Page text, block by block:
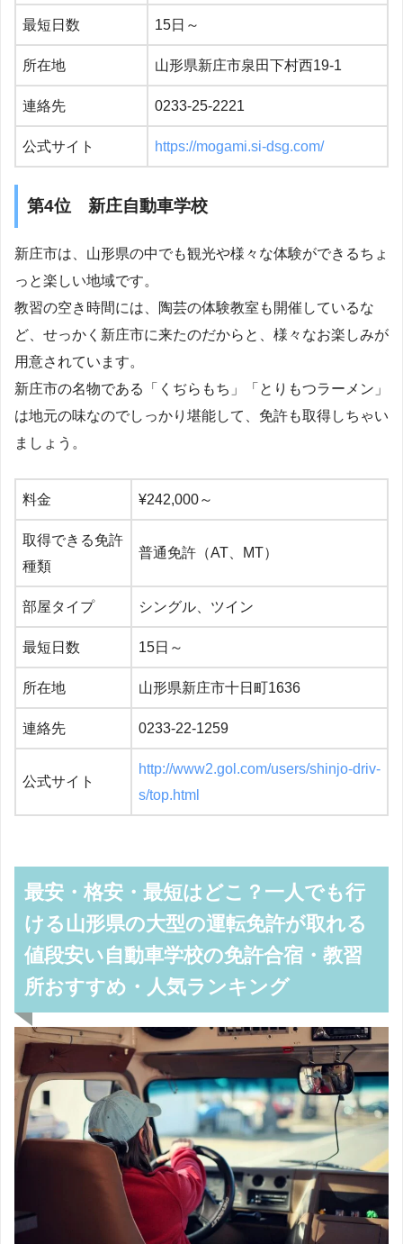
最短日数 15日～
所在地 山形県新庄市泉田下村西19-1
連絡先 0233-25-2221
公式サイト https://mogami.si-dsg.com/
第4位 新庄自動車学校
新庄市は、山形県の中でも観光や様々な体験ができるちょ
っと楽しい地域です。
教習の空き時間には、陶芸の体験教室も開催しているな
ど、せっかく新庄市に来たのだからと、様々なお楽しみが
用意されています。
新庄市の名物である「くぢらもち」「とりもつラーメン」
は地元の味なのでしっかり堪能して、免許も取得しちゃい
ましょう。
料金 ¥242,000～
取得できる免許
種類
普通免許（AT、MT）
部屋タイプ シングル、ツイン
最短日数 15日～
所在地 山形県新庄市十日町1636
連絡先 0233-22-1259
公式サイト
http://www2.gol.com/users/shinjo-driv-
s/top.html
最安・格安・最短はどこ？一人でも行
ける山形県の大型の運転免許が取れる
値段安い自動車学校の免許合宿・教習
所おすすめ・人気ランキング